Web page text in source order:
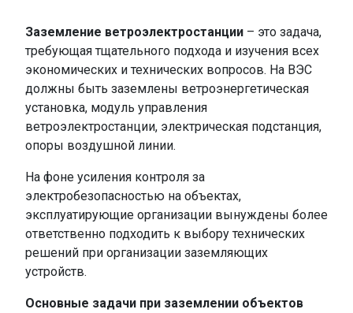
Заземление ветроэлектростанции – это задача,
требующая тщательного подхода и изучения всех
экономических и технических вопросов. На ВЭС
должны быть заземлены ветроэнергетическая
установка, модуль управления
ветроэлектростанции, электрическая подстанция,
опоры воздушной линии.
На фоне усиления контроля за
электробезопасностью на объектах,
эксплуатирующие организации вынуждены более
ответственно подходить к выбору технических
решений при организации заземляющих
устройств.
Основные задачи при заземлении объектов